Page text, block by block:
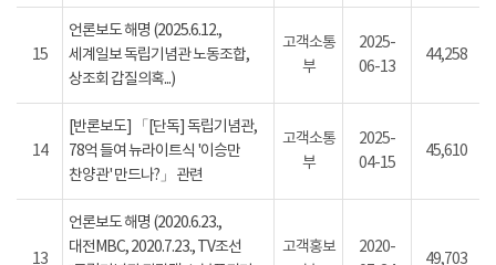
15
언론보도 해명 (2025.6.12.,
세계일보 독립기념관 노동조합,
상조회 갑질의혹...)
고객소통
부
2025-
06-13
44,258
14
[반론보도] 「[단독] 독립기념관,
78억 들여 뉴라이트식 '이승만
찬양관' 만드나?」 관련
고객소통
부
2025-
04-15
45,610
13
언론보도 해명 (2020.6.23.,
대전MBC, 2020.7.23., TV조선
고객홍보
2020-
49,703